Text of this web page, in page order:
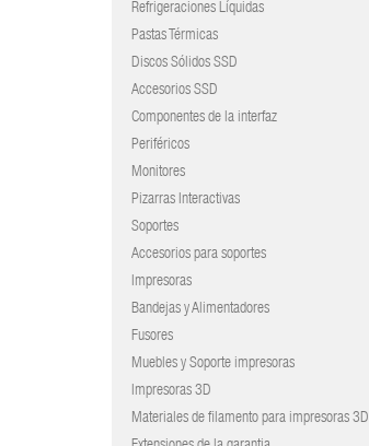
Refrigeraciones Líquidas
Pastas Térmicas
Discos Sólidos SSD
Accesorios SSD
Componentes de la interfaz
Periféricos
Monitores
Pizarras Interactivas
Soportes
Accesorios para soportes
Impresoras
Bandejas y Alimentadores
Fusores
Muebles y Soporte impresoras
Impresoras 3D
Materiales de filamento para impresoras 3D